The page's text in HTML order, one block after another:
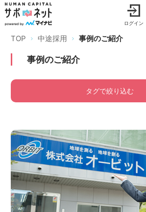
ログイン
TOP 中途採用 事例のご紹介
事例のご紹介
タグで絞り込む